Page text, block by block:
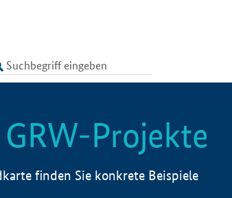
Projekte
finden Sie konkrete Beispiele